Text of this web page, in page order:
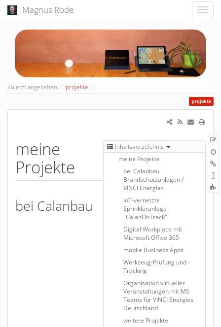
Magnus Rode
Zuletzt angesehen projekte
projekte
Inhaltsverzeichnis
meine Projekte
bei Calanbau
Brandschutzanlagen /
VINCI Energies
IoT-vernetzte
Sprinkleranlage
"CalanOnTrack"
Digital Workplace mit
Microsoft Office 365
mobile Business Apps
Werkzeug-Prüfung und -
Tracking
Organisation virtueller
Veranstaltungen mit MS
Teams für VINCI Energies
Deutschland
weitere Projekte
meine
Projekte
bei Calanbau